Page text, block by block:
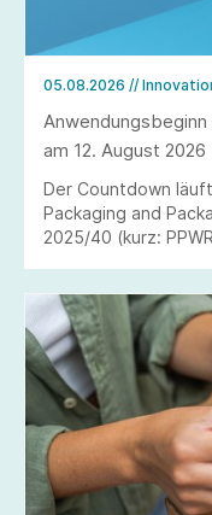
05.08.2026 //
am 12. August 2026
Der Countdown
Packaging and
2025/40 (kurz: